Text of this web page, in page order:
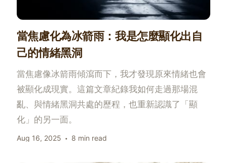
當焦慮化為冰箭雨：我是怎麼顯化出自
己的情緒黑洞
當焦慮像冰箭雨傾瀉而下，我才發現原來情緒也會
被顯化成現實。這篇文章紀錄我如何走過那場混
亂、與情緒黑洞共處的歷程，也重新認識了「顯
化」的另一面。
Aug 16, 2025 8 min read